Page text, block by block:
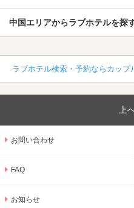
中国エリアからラブホテルを探
ラブホテル検索・予約ならカップ
上
お問い合わせ
FAQ
お知らせ